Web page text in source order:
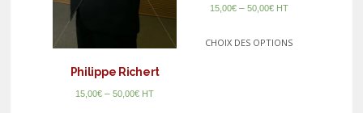
Philippe Richert
15,00€ –50,00€ HT
15,00€– 50,00€ HT
CHOIX DES OPTIONS